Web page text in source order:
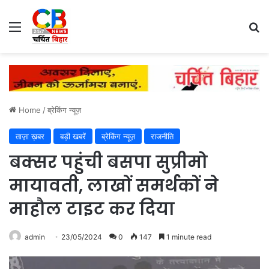
Menu
Home /ब्रेकिंग न्यूज़
ताज़ा ख़बर बड़ी खबरें ब्रेकिंग न्यूज़ राजनीति
बक्सर पहुंची बसपा सुप्रीमो
मायावती, लाखों समर्थकों ने
माहौल टाइट कर दिया
admin 23/05/2024 0 147 1 minute read